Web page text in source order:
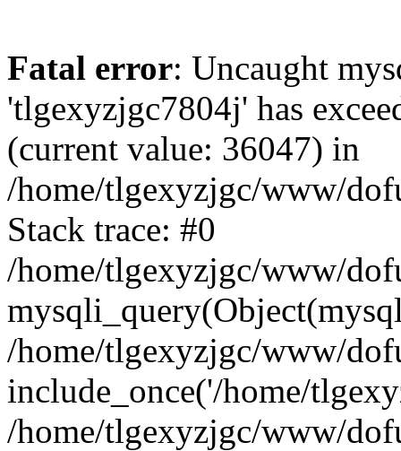
Fatal error: Uncaught
'tlgexyzjgc7804j' has
(current value: 36047) in
/home/tlgexyzjgc/www/
Stack trace: #0
/home/tlgexyzjgc/www/
/home/tlgexyzjgc/www/
include_once('/home/
/home/tlgexyzjgc/www/